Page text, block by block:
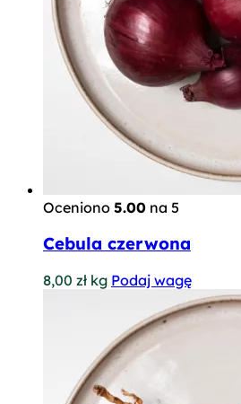
Oceniono 5.00 na 5
Cebula czerwona
8,00 zł kg Podaj wagę